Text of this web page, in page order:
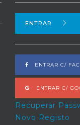
ENTRAR
ENTRAR C/
ENTRAR C/
Recuperar
Novo Registo